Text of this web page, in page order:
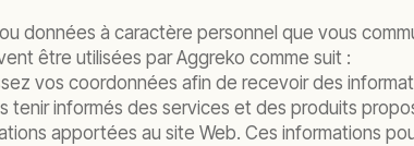
données à caractère personnel que vous
être utilisées par Aggreko comme suit :
vos coordonnées afin de recevoir des
tenir informés des services et des produits
apportées au site Web. Ces informations